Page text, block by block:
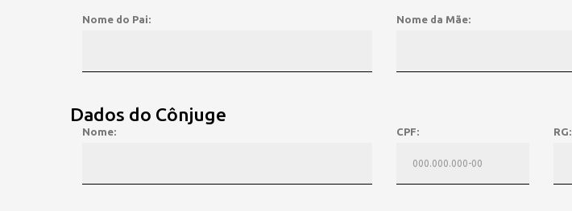
Nome do Pai: Nome da Mãe:
Dados do Cônjuge
Nome: CPF: RG: